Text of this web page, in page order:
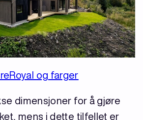
og farger
dimensjoner for å gjøre
mens i dette tilfellet er